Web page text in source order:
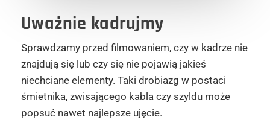
Uważnie kadrujmy
Sprawdzamy przed filmowaniem, czy w kadrze nie
znajdują się lub czy się nie pojawią jakieś
niechciane elementy. Taki drobiazg w postaci
śmietnika, zwisającego kabla czy szyldu może
popsuć nawet najlepsze ujęcie.